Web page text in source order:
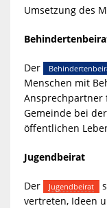
Umsetzung des
Der
Menschen mit
Gemeinde bei
öffentlichen
Jugendbeirat
Der Jugendbeirat
vertreten, Ideen